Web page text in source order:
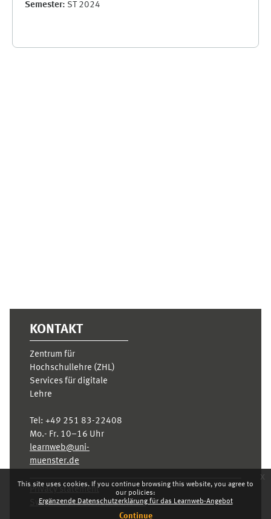
This site uses cookies. If you continue browsing this website, you agree to
our policies:
Ergänzende Datenschutzerklärung für das Learnweb-Angebot
Continue
x
Semester: ST 2024
KONTAKT
Zentrum für
Hochschullehre (ZHL)
Services für digitale
Lehre
Tel: +49 251 83-22408
Mo.- Fr. 10–16 Uhr
learnweb@uni-
muenster.de
Privacy statement
Switch to the standard theme